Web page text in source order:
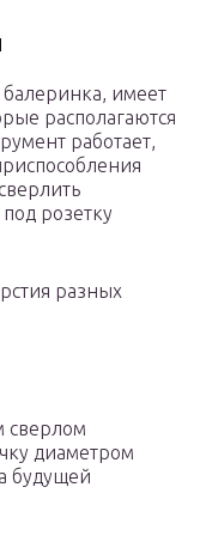
балеринка, имеет
располагаются
работает,
розетку
разных
сверлом
диаметром
будущей